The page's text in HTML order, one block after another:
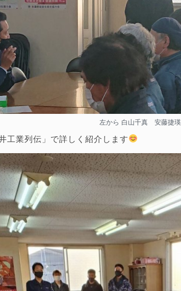
左から 白山千真 安藤捷
工業列伝」で詳しく紹介します